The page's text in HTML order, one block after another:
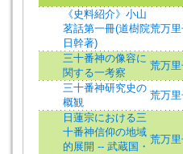
《史料紹介》小山
茗話第一冊(道樹院
日幹著)
荒万
三十番神の像容に
関する一考察
荒万
三十番神研究史の
概観
荒万
日蓮宗における三
十番神信仰の地域
的展開 -- 武蔵国・
荒万